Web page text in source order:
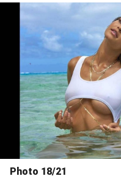
Photo 18/21